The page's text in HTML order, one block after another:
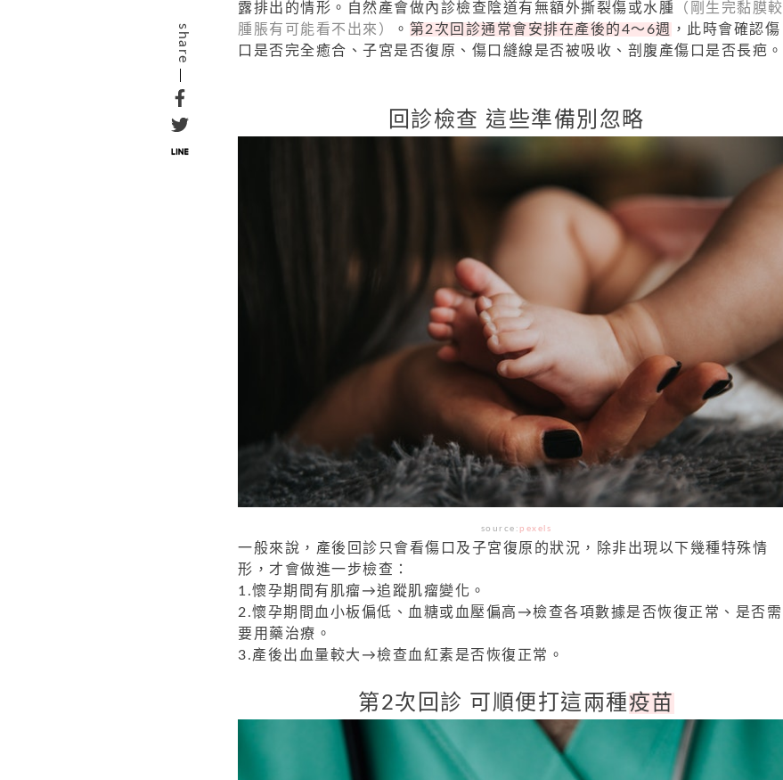
share
露排出的情形。自然產會做內診檢查陰道有無額外撕裂傷或水腫
（剛生完黏膜較
腫脹有可能看不出來）
。 第2次回診通常會安排在產後的4～6週
，此時會確認傷
口是否完全癒合、子宮是否復原、傷口縫線是否被吸收、剖腹產傷口是否長疤。
回診檢查 這些準備別忽略
source:pexels
一般來說，產後回診只會看傷口及子宮復原的狀況，除非出現以下幾種特殊情
形，才會做進一步檢查：
1.懷孕期間有肌瘤→追蹤肌瘤變化。
2.懷孕期間血小板偏低、血糖或血壓偏高→檢查各項數據是否恢復正常、是否需
要用藥治療。
3.產後出血量較大→檢查血紅素是否恢復正常。
第2次回診 可順便打這兩種疫苗